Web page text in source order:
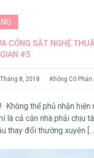
CỔNG SẮT NGHỆ
#5
8, 2018 Không Có Phản
Không thể phủ nhận
là cả căn nhà phải chịu
thay đổi thường xuyên